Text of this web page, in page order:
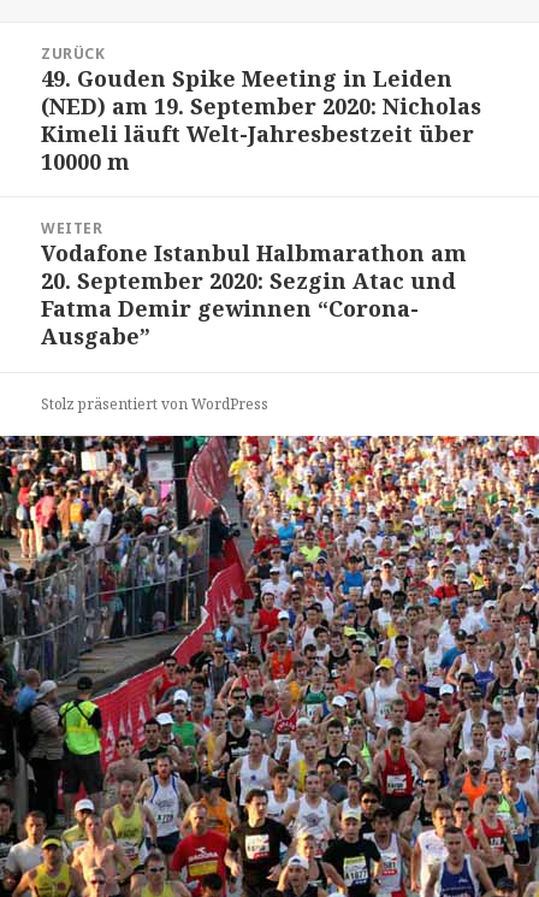
Navigation
ZURÜCK
Vorheriger
Beitrag:
49. Gouden Spike Meeting in Leiden
(NED) am 19. September 2020: Nicholas
Kimeli läuft Welt-Jahresbestzeit über
10000 m
WEITER
Nächster
Beitrag:
Vodafone Istanbul Halbmarathon am
20. September 2020: Sezgin Atac und
Fatma Demir gewinnen “Corona-
Ausgabe”
Stolz präsentiert von WordPress